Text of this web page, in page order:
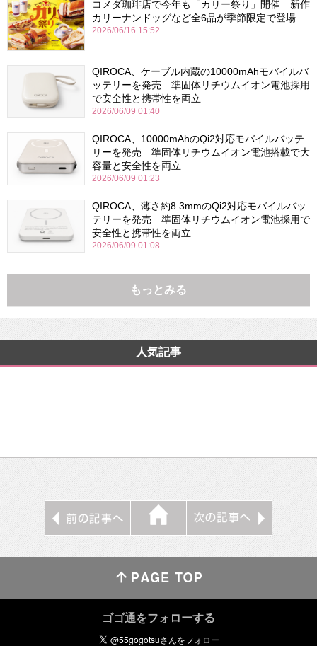
コメダ珈琲店で今年も「カリー祭り」開催 新作
カリーナンドッグなど全6品が季節限定で登場
2026/06/16 15:52
QIROCA、ケーブル内蔵の10000mAhモバイルバ
ッテリーを発売 準固体リチウムイオン電池採用
で安全性と携帯性を両立
2026/06/09 01:40
QIROCA、10000mAhのQi2対応モバイルバッテ
リーを発売 準固体リチウムイオン電池搭載で大
容量と安全性を両立
2026/06/09 01:23
QIROCA、薄さ約8.3mmのQi2対応モバイルバッ
テリーを発売 準固体リチウムイオン電池採用で
安全性と携帯性を両立
2026/06/09 01:08
もっとみる
人気記事
ゴゴ通をフォローする